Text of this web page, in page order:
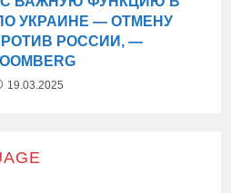
УКРАИНЕ — ОТМЕНУ
РОССИИ, —
19.03.2025